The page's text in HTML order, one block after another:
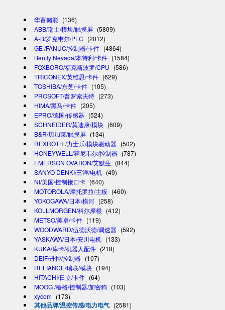
华蓄储能 (136)
ABB/瑞士/模块/触摸屏 (5809)
A-B/罗克韦尔/PLC (2012)
GE /FANUC/控制器/卡件 (4864)
Bently Nevada/本特利/卡件 (1584)
FOXBORO/福克斯波罗/CPU (586)
TRICONEX/英维思/卡件 (629)
TOSHIBA/东芝/卡件 (105)
PROSOFT/普罗索夫特 (273)
HIMA/黑马/卡件 (205)
EPRO/德国/传感器 (524)
SCHNEIDER/莫迪康/模块 (609)
B&R/贝加莱/触摸屏 (134)
REXROTH /力士乐/模块驱动器 (502)
HONEYWELL/霍尼韦尔/控制器 (787)
EMERSON OVATION/艾默生 (844)
SANYO DENKI/三洋/电机 (49)
NI/美国/控制接口卡 (640)
MOTOROLA/摩托罗拉/主板 (460)
YOKOGAWA/日本/横河 (258)
KOLLMORGEN/科尔摩根 (412)
METSO/美卓/卡件 (119)
WOODWARD/伍德沃德/调速器 (592)
YASKAWA/日本/安川电机 (133)
KUKA/库卡/机器人配件 (218)
DEIF/丹控/控制器 (107)
RELIANCE/瑞联/模块 (194)
HITACHI/日立/卡件 (64)
MOOG /穆格/控制器/加密狗 (103)
xycom (173)
其他品牌/温控传感/电力电气 (2581)